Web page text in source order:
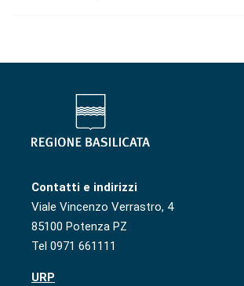
Contatti e indirizzi
Viale Vincenzo Verrastro, 4
85100 Potenza PZ
Tel 0971 661111
URP